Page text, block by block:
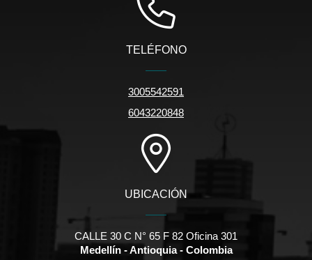
TELÉFONO
3005542591
6043220848
UBICACIÓN
CALLE 30 C N° 65 F 82 Oficina 301
Medellín - Antioquia - Colombia